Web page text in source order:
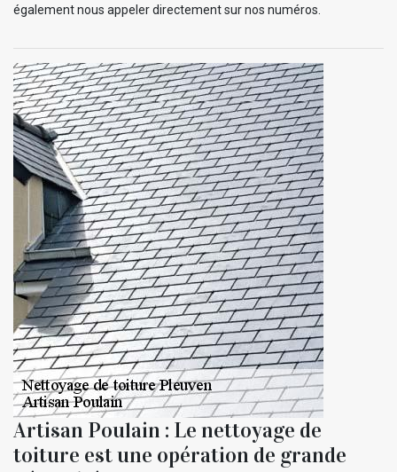
également nous appeler directement sur nos numéros.
Artisan Poulain : Le nettoyage de
toiture est une opération de grande